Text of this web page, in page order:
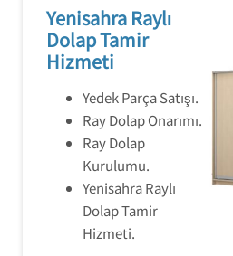
Yenisahra Raylı
Dolap Tamir
Hizmeti
Yedek Parça Satışı.
Ray Dolap Onarımı.
Ray Dolap
Kurulumu.
Yenisahra Raylı
Dolap Tamir
Hizmeti.